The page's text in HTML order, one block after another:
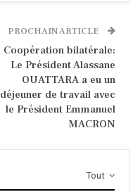
PROCHAIN ARTICLE
Coopération bilatérale:
Le Président Alassane
OUATTARA a eu un
déjeuner de travail avec
le Président Emmanuel
MACRON
Tout